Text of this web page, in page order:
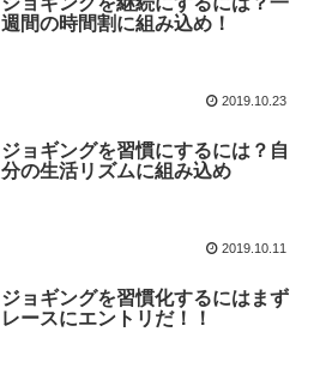
週間の時間割に組み込め！
2019.10.23
ジョギングを習慣にするには？自
分の生活リズムに組み込め
2019.10.11
ジョギングを習慣化するにはまず
レースにエントリだ！！